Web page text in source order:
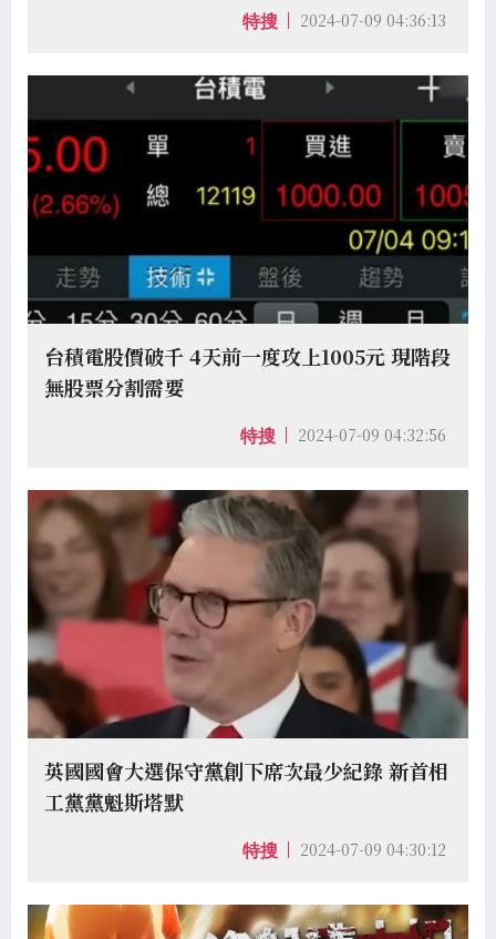
特搜 2024-07-09 04:36:13
台積電股價破千 4天前一度攻上1005元 現階段
無股票分割需要
特搜 2024-07-09 04:32:56
英國國會大選保守黨創下席次最少紀錄 新首相
工黨黨魁斯塔默
特搜 2024-07-09 04:30:12